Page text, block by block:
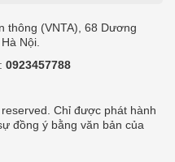
thông (VNTA), 68 Dương
Nội.
0923457788
Chỉ được phát hành
đồng ý bằng văn bản của